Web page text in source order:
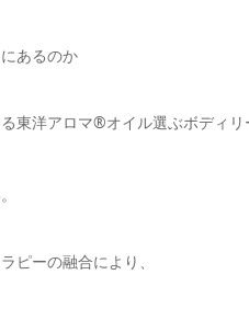
あるのか
東洋アロマ®オイル選ぶボディ
ピーの融合により、